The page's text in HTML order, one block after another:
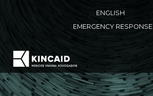
ENGLISH
EMERGENCY RESPONSE